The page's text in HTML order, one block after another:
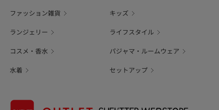
ファッション雑貨 キッズ
ランジェリー ライフスタイル
コスメ・香水 パジャマ・ルームウェア
水着 セットアップ